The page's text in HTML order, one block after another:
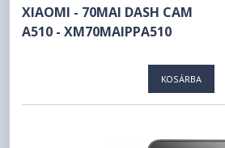
XIAOMI - 70MAI DASH CAM
A510 - XM70MAIPPA510
KOSÁRBA